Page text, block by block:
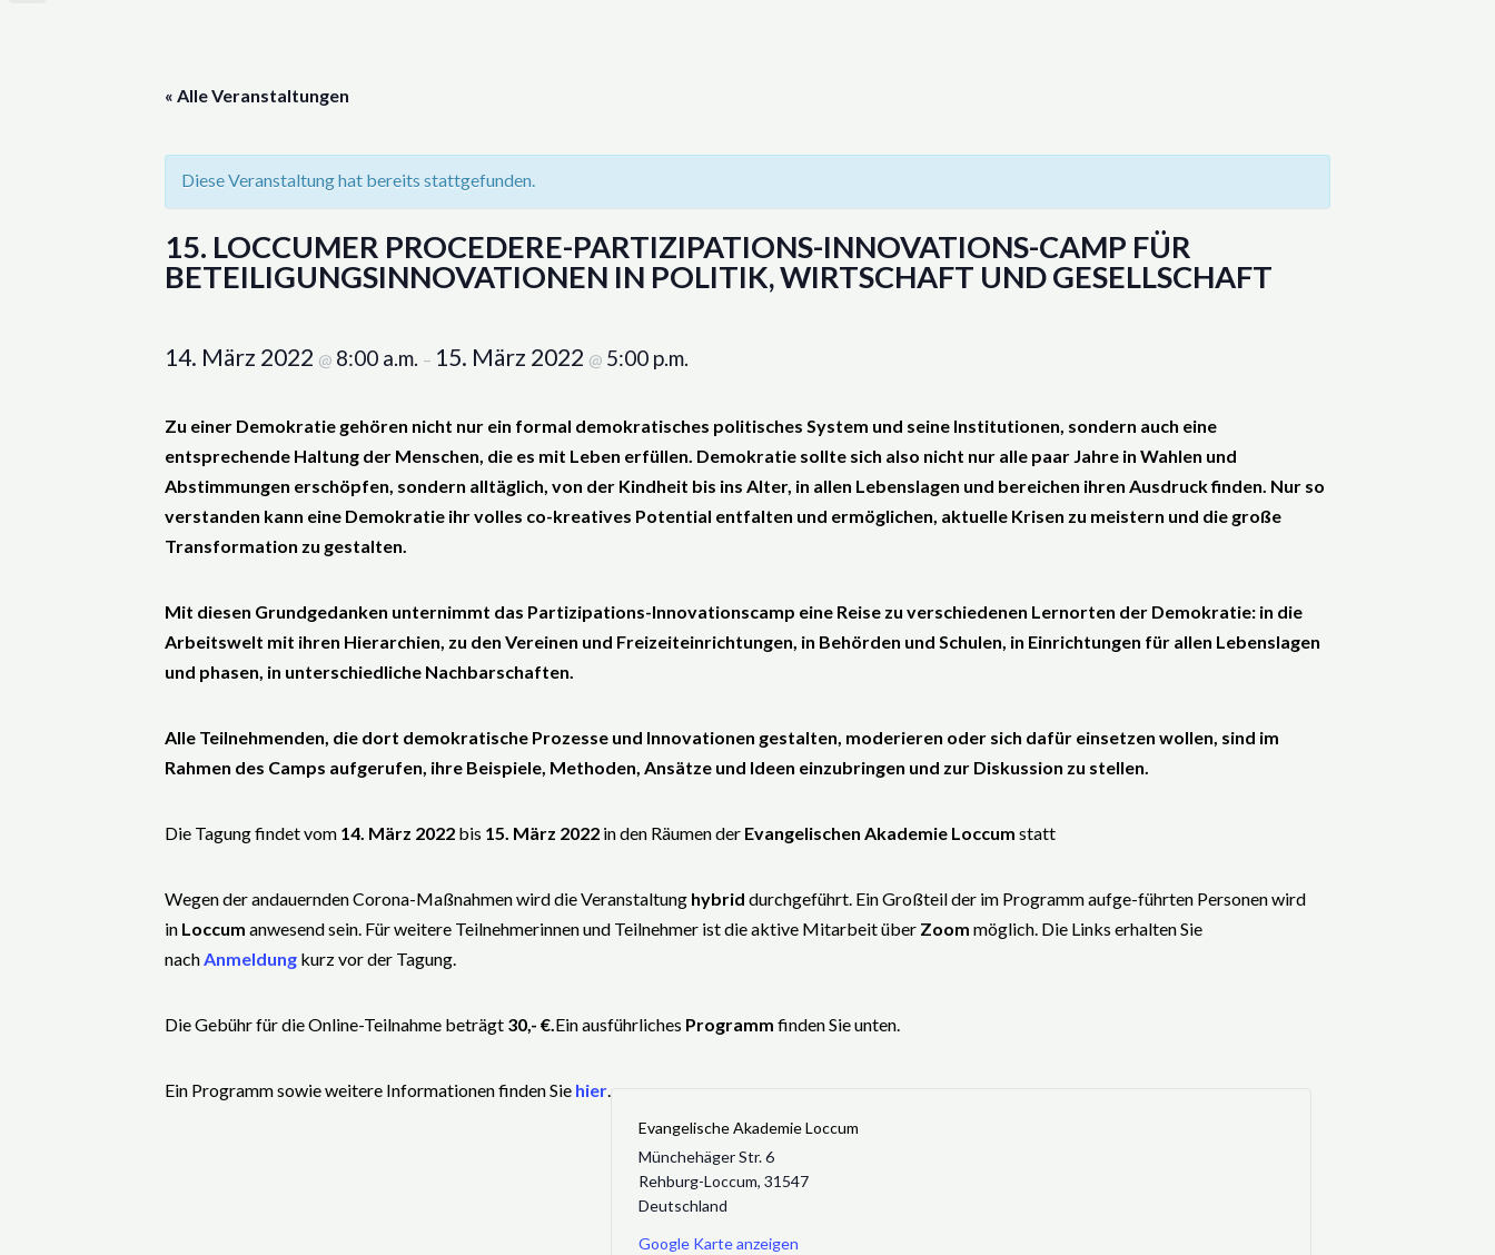
« Alle Veranstaltungen
Diese Veranstaltung hat bereits stattgefunden.
15. LOCCUMER PROCEDERE-PARTIZIPATIONS-INNOVATIONS-CAMP FÜR
BETEILIGUNGSINNOVATIONEN IN POLITIK, WIRTSCHAFT UND GESELLSCHAFT
14. März 2022 @ 8:00 a.m. – 15. März 2022 @ 5:00 p.m.
Zu einer Demokratie gehören nicht nur ein formal demokratisches politisches System und seine Institutionen, sondern auch eine
entsprechende Haltung der Menschen, die es mit Leben erfüllen. Demokratie sollte sich also nicht nur alle paar Jahre in Wahlen und
Abstimmungen erschöpfen, sondern alltäglich, von der Kindheit bis ins Alter, in allen Lebenslagen und bereichen ihren Ausdruck finden. Nur so
verstanden kann eine Demokratie ihr volles co-kreatives Potential entfalten und ermöglichen, aktuelle Krisen zu meistern und die große
Transformation zu gestalten.
Mit diesen Grundgedanken unternimmt das Partizipations-Innovationscamp eine Reise zu verschiedenen Lernorten der Demokratie: in die
Arbeitswelt mit ihren Hierarchien, zu den Vereinen und Freizeiteinrichtungen, in Behörden und Schulen, in Einrichtungen für allen Lebenslagen
und phasen, in unterschiedliche Nachbarschaften.
Alle Teilnehmenden, die dort demokratische Prozesse und Innovationen gestalten, moderieren oder sich dafür einsetzen wollen, sind im
Rahmen des Camps aufgerufen, ihre Beispiele, Methoden, Ansätze und Ideen einzubringen und zur Diskussion zu stellen.
Die Tagung findet vom 14. März 2022 bis 15. März 2022 in den Räumen der Evangelischen Akademie Loccum statt
Wegen der andauernden Corona-Maßnahmen wird die Veranstaltung hybrid durchgeführt. Ein Großteil der im Programm aufge-führten Personen wird
in Loccum anwesend sein. Für weitere Teilnehmerinnen und Teilnehmer ist die aktive Mitarbeit über Zoom möglich. Die Links erhalten Sie
nachAnmeldung kurz vor der Tagung.
Die Gebühr für die Online-Teilnahme beträgt 30,- €.Ein ausführliches Programm finden Sie unten.
Ein Programm sowie weitere Informationen finden Sie hier.
Evangelische Akademie Loccum
Münchehäger Str. 6
Rehburg-Loccum, 31547
Deutschland
Google Karte anzeigen